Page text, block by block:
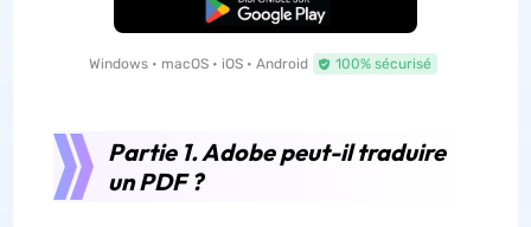
TÉLÉCHARGER
Windows • macOS • iOS • Android 100% sécurisé
Partie 1. Adobe peut-il traduire
un PDF ?